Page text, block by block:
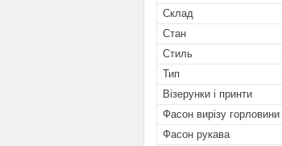
Склад
Стан
Стиль
Тип
Візерунки і принти
Фасон вирізу горловини
Фасон рукава